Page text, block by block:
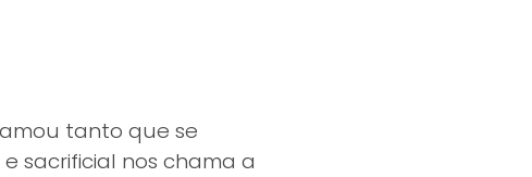
amou tanto que se
sacrificial nos chama a